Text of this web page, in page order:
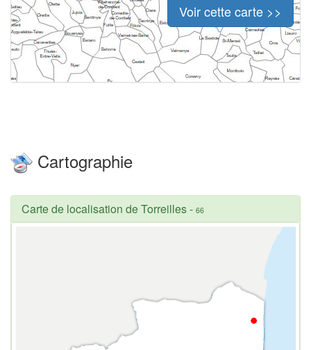
Voir cette carte >>
Cartographie
Carte de localisation de Torreilles- 66